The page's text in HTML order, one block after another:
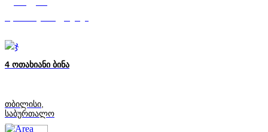
4 ოთახიანი ბინა
თბილისი,
საბურთალო